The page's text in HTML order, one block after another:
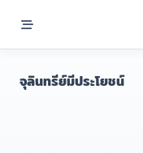
content
จุลินทรีย์มีประโยชน์